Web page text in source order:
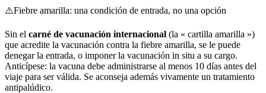
⚠️Fiebre amarilla: una condición de entrada, no una opción
Sin el carné de vacunación internacional (la « cartilla amarilla »)
que acredite la vacunación contra la fiebre amarilla, se le puede
denegar la entrada, o imponer la vacunación in situ a su cargo.
Anticípese: la vacuna debe administrarse al menos 10 días antes del
viaje para ser válida. Se aconseja además vivamente un tratamiento
antipalúdico.